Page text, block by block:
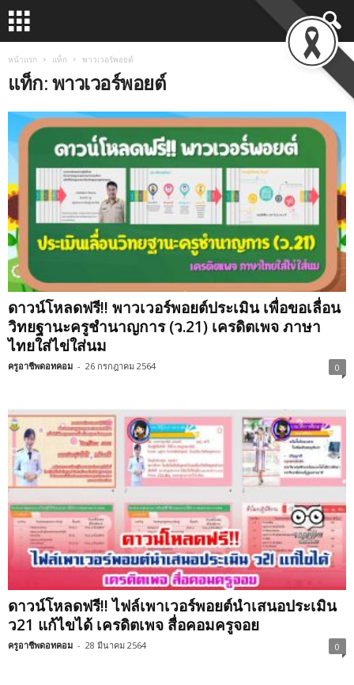
หน้าแรก แท็ก พาวเวอร์พอยต์
แท็ก: พาวเวอร์พอยต์
ดาวน์โหลดฟรี!! พาวเวอร์พอยต์ประเมิน เพื่อขอเลื่อน
วิทยฐานะครูชำนาญการ (ว.21) เครดิตเพจ ภาษา
ไทยใส่ไข่ใส่นม
ครูอาชีพดอทคอม - 26 กรกฎาคม 2564 0
ดาวน์โหลดฟรี!! ไฟล์เพาเวอร์พอยต์นำเสนอประเมิน
ว21 แก้ไขได้ เครดิตเพจ สื่อคอมครูจอย
ครูอาชีพดอทคอม - 28 มีนาคม 2564 0